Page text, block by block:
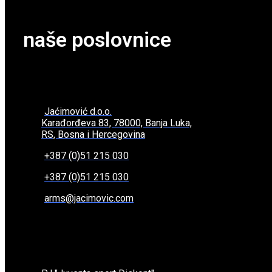
naše poslovnice
Jaćimović d.o.o.
Karađorđeva 83, 78000, Banja Luka,
RS, Bosna i Hercegovina
+387 (0)51 215 030
+387 (0)51 215 030
arms@jacimovic.com